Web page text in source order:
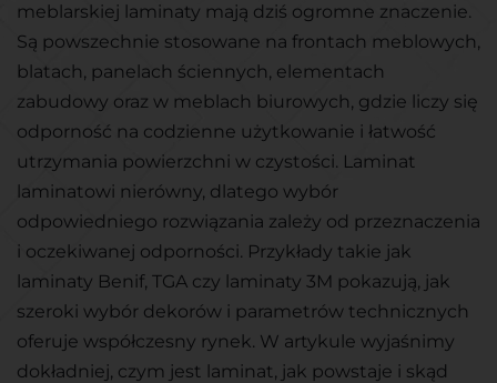
meblarskiej laminaty mają dziś ogromne znaczenie.
Są powszechnie stosowane na frontach meblowych,
blatach, panelach ściennych, elementach
zabudowy oraz w meblach biurowych, gdzie liczy się
odporność na codzienne użytkowanie i łatwość
utrzymania powierzchni w czystości. Laminat
laminatowi nierówny, dlatego wybór
odpowiedniego rozwiązania zależy od przeznaczenia
i oczekiwanej odporności. Przykłady takie jak
laminaty Benif, TGA czy laminaty 3M pokazują, jak
szeroki wybór dekorów i parametrów technicznych
oferuje współczesny rynek. W artykule wyjaśnimy
dokładniej, czym jest laminat, jak powstaje i skąd